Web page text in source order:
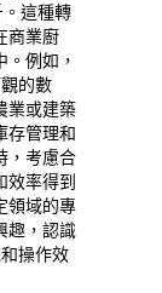
這種轉
商業廚
例如，
的數
業或建築
存管理和
，考慮合
效率得到
領域的專
趣，認識
操作效